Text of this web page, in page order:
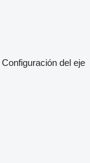
Configuración del eje